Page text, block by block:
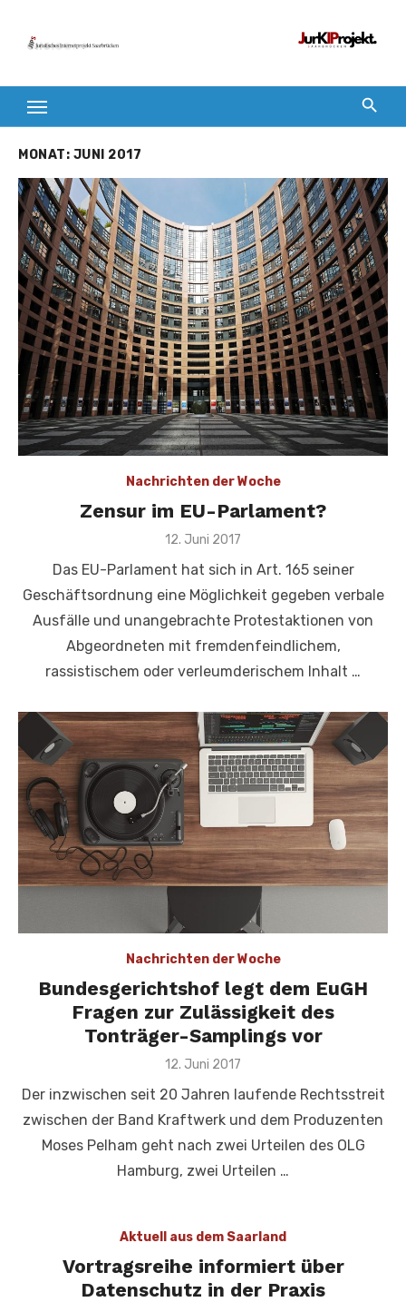
Inhalt
MONAT: JUNI 2017
Nachrichten der Woche
Zensur im EU-Parlament?
Veröffentlicht
12. Juni 2017
Das EU-Parlament hat sich in Art. 165 seiner
Geschäftsordnung eine Möglichkeit gegeben verbale
Ausfälle und unangebrachte Protestaktionen von
Abgeordneten mit fremdenfeindlichem,
rassistischem oder verleumderischem Inhalt …
Nachrichten der Woche
Bundesgerichtshof legt dem EuGH
Fragen zur Zulässigkeit des
Tonträger-Samplings vor
Veröffentlicht
12. Juni 2017
Der inzwischen seit 20 Jahren laufende Rechtsstreit
zwischen der Band Kraftwerk und dem Produzenten
Moses Pelham geht nach zwei Urteilen des OLG
Hamburg, zwei Urteilen …
Aktuell aus dem Saarland
Vortragsreihe informiert über
Datenschutz in der Praxis